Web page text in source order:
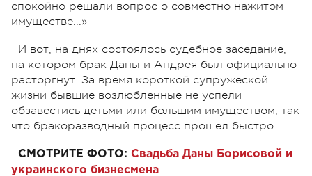
спокойно решали вопрос о совместно нажитом
имуществе...»
И вот, на днях состоялось судебное заседание,
на котором брак Даны и Андрея был официально
расторгнут. За время короткой супружеской
жизни бывшие возлюбленные не успели
обзавестись детьми или большим имуществом, так
что бракоразводный процесс прошел быстро.
СМОТРИТЕ ФОТО: Свадьба Даны Борисовой и
украинского бизнесмена